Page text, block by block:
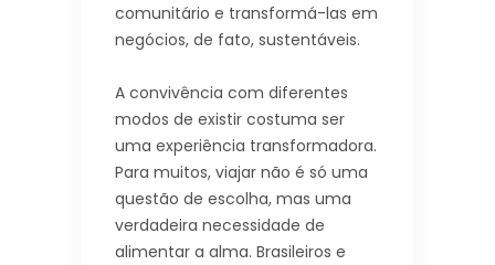
comunitário e transformá-las em
negócios, de fato, sustentáveis.
A convivência com diferentes
modos de existir costuma ser
uma experiência transformadora.
Para muitos, viajar não é só uma
questão de escolha, mas uma
verdadeira necessidade de
alimentar a alma. Brasileiros e